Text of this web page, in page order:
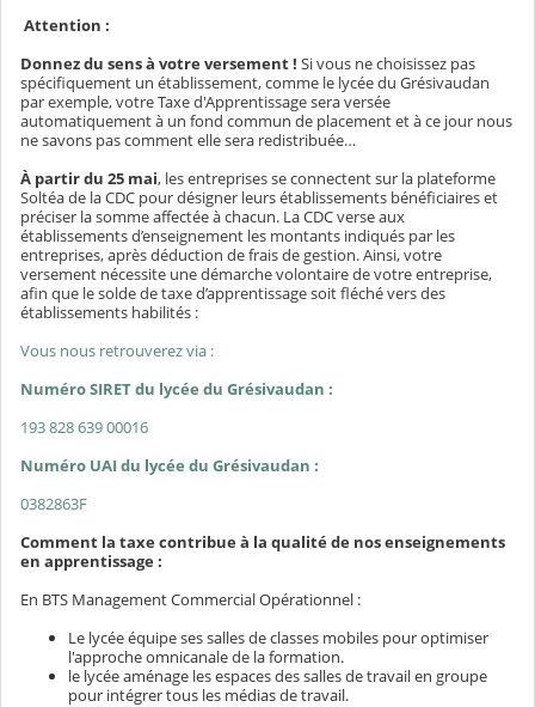
Attention :
Donnez du sens à votre versement! Si vous ne choisissez pas
spécifiquement un établissement, comme le lycée du Grésivaudan
par exemple, votre Taxe d'Apprentissage sera versée
automatiquement à un fond commun de placement et à ce jour nous
ne savons pas comment elle sera redistribuée…
À partir du 25 mai, les entreprises se connectent sur la plateforme
Soltéa de la CDC pour désigner leurs établissements bénéficiaires et
préciser la somme affectée à chacun. La CDC verse aux
établissements d’enseignement les montants indiqués par les
entreprises, après déduction de frais de gestion. Ainsi, votre
versement nécessite une démarche volontaire de votre entreprise,
afin que le solde de taxe d’apprentissage soit fléché vers des
établissements habilités :
Vous nous retrouverez via :
Numéro SIRET du lycée du Grésivaudan :
193 828 639 00016
Numéro UAI du lycée du Grésivaudan :
0382863F
Comment la taxe contribue à la qualité de nos enseignements
en apprentissage :
En BTS Management Commercial Opérationnel :
Le lycée équipe ses salles de classes mobiles pour optimiser
l'approche omnicanale de la formation.
le lycée aménage les espaces des salles de travail en groupe
pour intégrer tous les médias de travail.